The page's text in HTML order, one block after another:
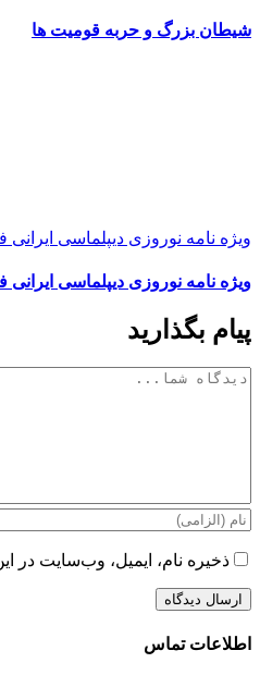
شیطان بزرگ و حربه قومیت ها
ویژه نامه نوروزی دیپلماسی ایرانی
ویژه نامه نوروزی دیپلماسی ایرانی
پیام بگذارید
دیدگاه
ذخیره نام، ایمیل، وب‌سایت در
اطلاعات تماس